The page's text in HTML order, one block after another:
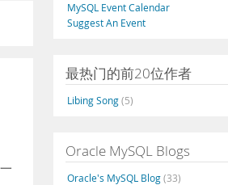
Português
MySQL Event Calendar
Suggest An Event
最热门的前20位作者
Libing Song(5)
Oracle MySQL Blogs
Oracle's MySQL Blog(33)